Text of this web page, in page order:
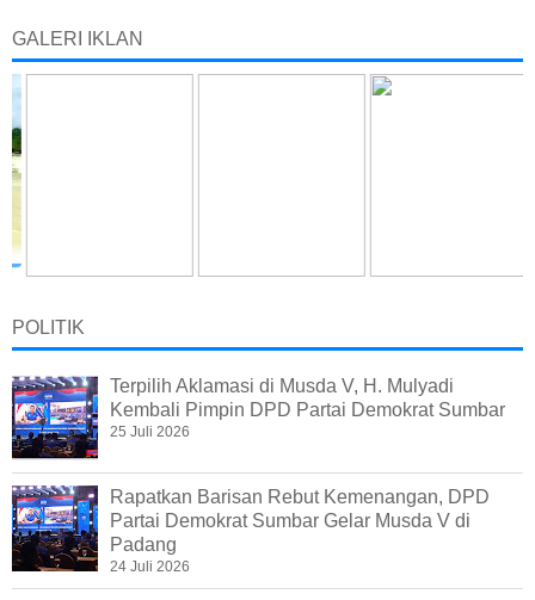
GALERI IKLAN
POLITIK
Terpilih Aklamasi di Musda V, H. Mulyadi
Kembali Pimpin DPD Partai Demokrat Sumbar
25 Juli 2026
Rapatkan Barisan Rebut Kemenangan, DPD
Partai Demokrat Sumbar Gelar Musda V di
Padang
24 Juli 2026